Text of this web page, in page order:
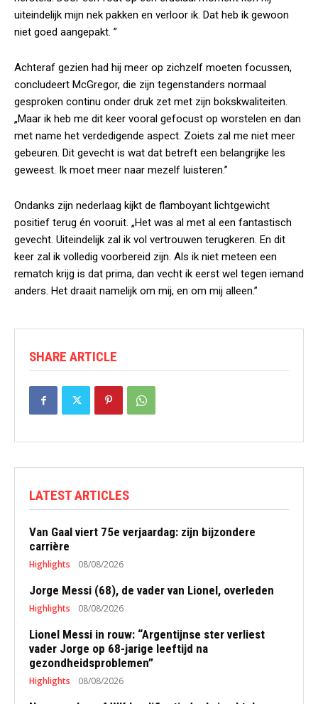
uiteindelijk mijn nek pakken en verloor ik. Dat heb ik gewoon
niet goed aangepakt. ”
Achteraf gezien had hij meer op zichzelf moeten focussen,
concludeert McGregor, die zijn tegenstanders normaal
gesproken continu onder druk zet met zijn bokskwaliteiten.
„Maar ik heb me dit keer vooral gefocust op worstelen en dan
met name het verdedigende aspect. Zoiets zal me niet meer
gebeuren. Dit gevecht is wat dat betreft een belangrijke les
geweest. Ik moet meer naar mezelf luisteren.”
Ondanks zijn nederlaag kijkt de flamboyant lichtgewicht
positief terug én vooruit. „Het was al met al een fantastisch
gevecht. Uiteindelijk zal ik vol vertrouwen terugkeren. En dit
keer zal ik volledig voorbereid zijn. Als ik niet meteen een
rematch krijg is dat prima, dan vecht ik eerst wel tegen iemand
anders. Het draait namelijk om mij, en om mij alleen.”
SHARE ARTICLE
LATEST ARTICLES
Van Gaal viert 75e verjaardag: zijn bijzondere
carrière
Highlights 08/08/2026
Jorge Messi (68), de vader van Lionel, overleden
Highlights 08/08/2026
Lionel Messi in rouw: “Argentijnse ster verliest
vader Jorge op 68-jarige leeftijd na
gezondheidsproblemen”
Highlights 08/08/2026